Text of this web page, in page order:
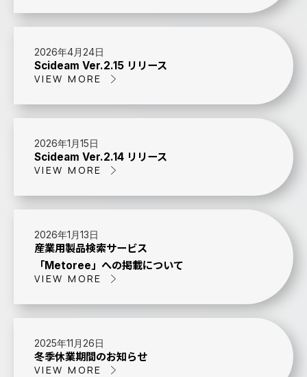
2026年4月24日
Scideam Ver.2.15 リリース
VIEW MORE
2026年1月15日
Scideam Ver.2.14 リリース
VIEW MORE
2026年1月13日
産業用製品検索サービス
「Metoree」への掲載について
VIEW MORE
2025年11月26日
冬季休業期間のお知らせ
VIEW MORE